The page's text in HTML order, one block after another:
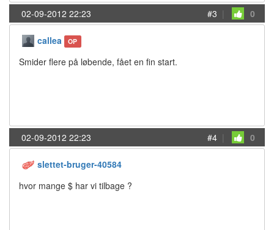
02-09-2012 22:23 #3 | 0
callea OP
Smider flere på løbende, fået en fin start.
02-09-2012 22:23 #4 | 0
slettet-bruger-40584
hvor mange $ har vi tilbage ?